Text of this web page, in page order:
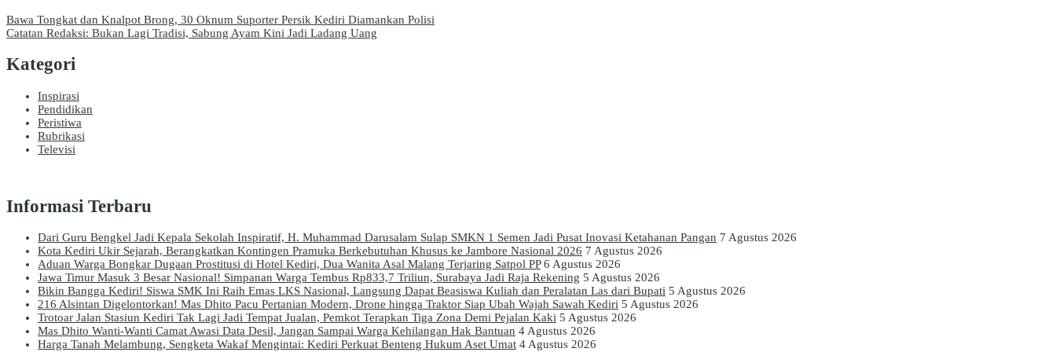
Navigasi
pos
Bawa Tongkat dan Knalpot Brong, 30 Oknum Suporter Persik Kediri Diamankan Polisi
Catatan Redaksi: Bukan Lagi Tradisi, Sabung Ayam Kini Jadi Ladang Uang
Kategori
Inspirasi
Pendidikan
Peristiwa
Rubrikasi
Televisi
Informasi Terbaru
Dari Guru Bengkel Jadi Kepala Sekolah Inspiratif, H. Muhammad Darusalam Sulap SMKN 1 Semen Jadi Pusat Inovasi Ketahanan Pangan 7 Agustus 2026
Kota Kediri Ukir Sejarah, Berangkatkan Kontingen Pramuka Berkebutuhan Khusus ke Jambore Nasional 2026 7 Agustus 2026
Aduan Warga Bongkar Dugaan Prostitusi di Hotel Kediri, Dua Wanita Asal Malang Terjaring Satpol PP 6 Agustus 2026
Jawa Timur Masuk 3 Besar Nasional! Simpanan Warga Tembus Rp833,7 Triliun, Surabaya Jadi Raja Rekening 5 Agustus 2026
Bikin Bangga Kediri! Siswa SMK Ini Raih Emas LKS Nasional, Langsung Dapat Beasiswa Kuliah dan Peralatan Las dari Bupati 5 Agustus 2026
216 Alsintan Digelontorkan! Mas Dhito Pacu Pertanian Modern, Drone hingga Traktor Siap Ubah Wajah Sawah Kediri 5 Agustus 2026
Trotoar Jalan Stasiun Kediri Tak Lagi Jadi Tempat Jualan, Pemkot Terapkan Tiga Zona Demi Pejalan Kaki 5 Agustus 2026
Mas Dhito Wanti-Wanti Camat Awasi Data Desil, Jangan Sampai Warga Kehilangan Hak Bantuan 4 Agustus 2026
Harga Tanah Melambung, Sengketa Wakaf Mengintai: Kediri Perkuat Benteng Hukum Aset Umat 4 Agustus 2026